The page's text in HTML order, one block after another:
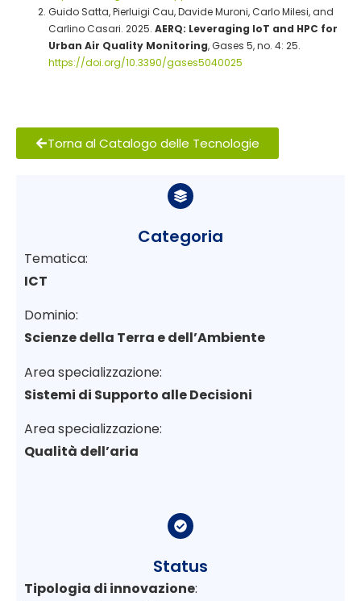
Guido Satta, Pierluigi Cau, Davide Muroni, Carlo Milesi, and
Carlino Casari. 2025. AERQ: Leveraging IoT and HPC for
Urban Air Quality Monitoring, Gases 5, no. 4: 25.
https://doi.org/10.3390/gases5040025
Torna al Catalogo delle Tecnologie
Categoria
Tematica:
ICT
Dominio:
Scienze della Terra e dell’Ambiente
Area specializzazione:
Sistemi di Supporto alle Decisioni
Area specializzazione:
Qualità dell’aria
Status
Tipologia di innovazione: